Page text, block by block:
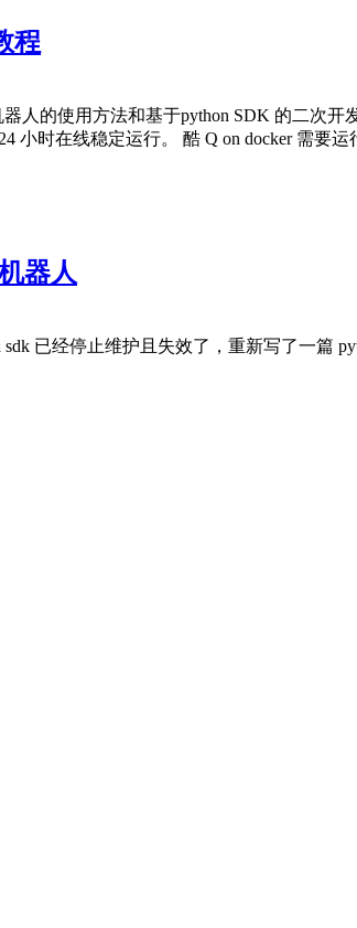
程
人的使用方法和基于python SDK 的二次
小时在线稳定运行。 酷 Q on docker 需要
器人
经停止维护且失效了，重新写了一篇